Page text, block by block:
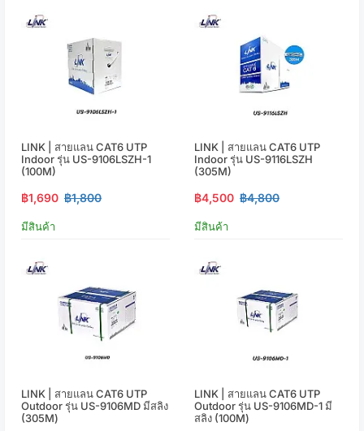
LINK | สายแลน CAT6 UTP
Indoor รุ่น US-9106LSZH-1
(100M)
฿1,690 ฿1,800
มีสินค้า
LINK | สายแลน CAT6 UTP
Indoor รุ่น US-9116LSZH
(305M)
฿4,500 ฿4,800
มีสินค้า
LINK | สายแลน CAT6 UTP
Outdoor รุ่น US-9106MD มีสลิง
(305M)
LINK | สายแลน CAT6 UTP
Outdoor รุ่น US-9106MD-1 มี
สลิง (100M)